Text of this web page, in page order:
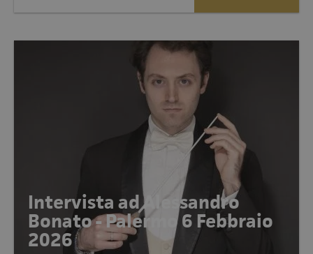
Intervista ad Alessandro
Bonato - Palermo 6 Febbraio
2026